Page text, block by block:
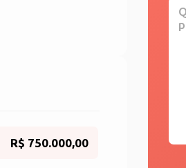
R$ 750.000,00